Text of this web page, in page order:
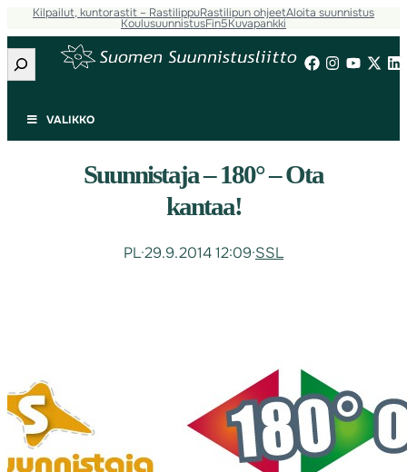
Kilpailut, kuntorastit – RastilippuRastilipun ohjeetAloita suunnistus
KoulusuunnistusFin5Kuvapankki
Etsi
VALIKKO
Suunnistaja – 180° – Ota
kantaa!
PL·29.9.2014 12:09·SSL